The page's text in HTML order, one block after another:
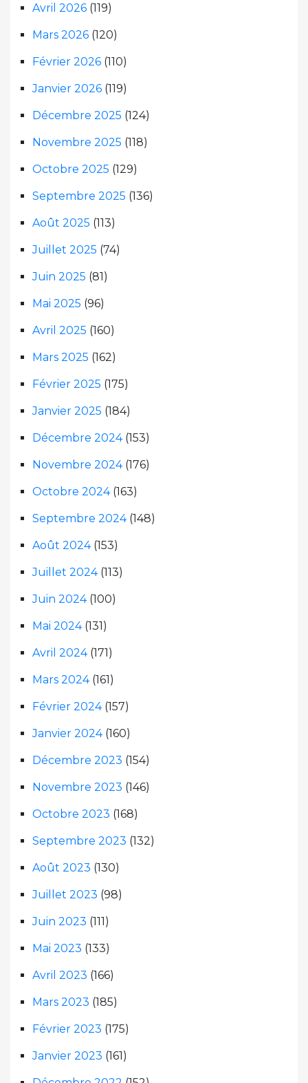
Avril 2026 (119)
Mars 2026 (120)
Février 2026 (110)
Janvier 2026 (119)
Décembre 2025 (124)
Novembre 2025 (118)
Octobre 2025 (129)
Septembre 2025 (136)
Août 2025 (113)
Juillet 2025 (74)
Juin 2025 (81)
Mai 2025 (96)
Avril 2025 (160)
Mars 2025 (162)
Février 2025 (175)
Janvier 2025 (184)
Décembre 2024(153)
Novembre 2024(176)
Octobre 2024(163)
Septembre 2024(148)
Août 2024(153)
Juillet 2024(113)
Juin 2024(100)
Mai 2024(131)
Avril 2024(171)
Mars 2024(161)
Février 2024(157)
Janvier 2024(160)
Décembre 2023 (154)
Novembre 2023 (146)
Octobre 2023 (168)
Septembre 2023 (132)
Août 2023 (130)
Juillet 2023 (98)
Juin 2023 (111)
Mai 2023 (133)
Avril 2023 (166)
Mars 2023 (185)
Février 2023 (175)
Janvier 2023 (161)